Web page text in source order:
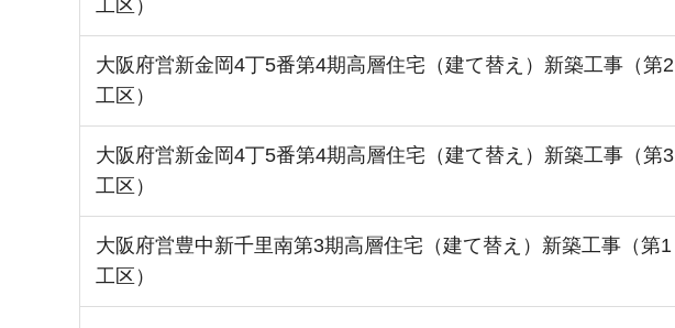
工区）
大阪府営新金岡4丁5番第4期高層住宅（建て替え）新築工事（第2
工区）
大阪府営新金岡4丁5番第4期高層住宅（建て替え）新築工事（第3
工区）
大阪府営豊中新千里南第3期高層住宅（建て替え）新築工事（第1
工区）